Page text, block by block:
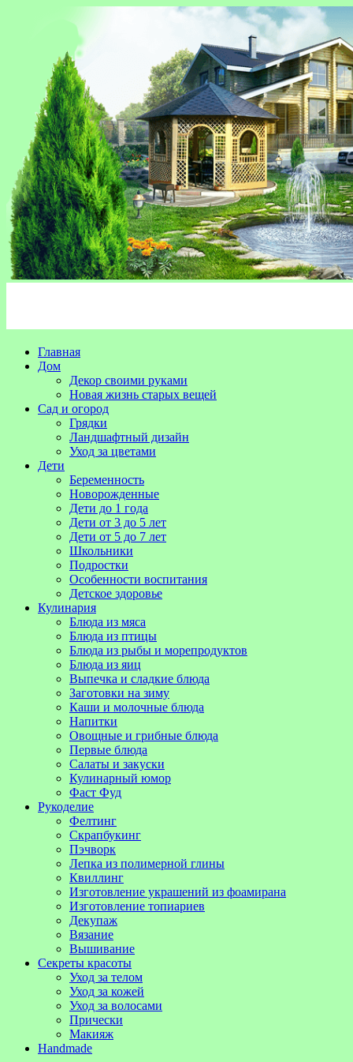
Главная
Дом
Декор своими руками
Новая жизнь старых вещей
Сад и огород
Грядки
Ландшафтный дизайн
Уход за цветами
Дети
Беременность
Новорожденные
Дети до 1 года
Дети от 3 до 5 лет
Дети от 5 до 7 лет
Школьники
Подростки
Особенности воспитания
Детское здоровье
Кулинария
Блюда из мяса
Блюда из птицы
Блюда из рыбы и морепродуктов
Блюда из яиц
Выпечка и сладкие блюда
Заготовки на зиму
Каши и молочные блюда
Напитки
Овощные и грибные блюда
Первые блюда
Салаты и закуски
Кулинарный юмор
Фаст Фуд
Рукоделие
Фелтинг
Скрапбукинг
Пэчворк
Лепка из полимерной глины
Квиллинг
Изготовление украшений из фоамирана
Изготовление топиариев
Декупаж
Вязание
Вышивание
Секреты красоты
Уход за телом
Уход за кожей
Уход за волосами
Прически
Макияж
Handmade